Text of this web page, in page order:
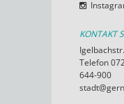
KONTAKT
Telefon
644-900